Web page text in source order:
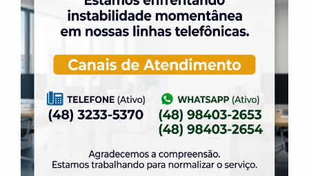
+ NOTÍCIAS
A promoção da taxa de adesão foi prorrogada
31 de julho de 2026
Dia dos Pais é na ELASE, venha se divertir com